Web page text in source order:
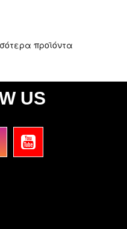
προϊόντα
US